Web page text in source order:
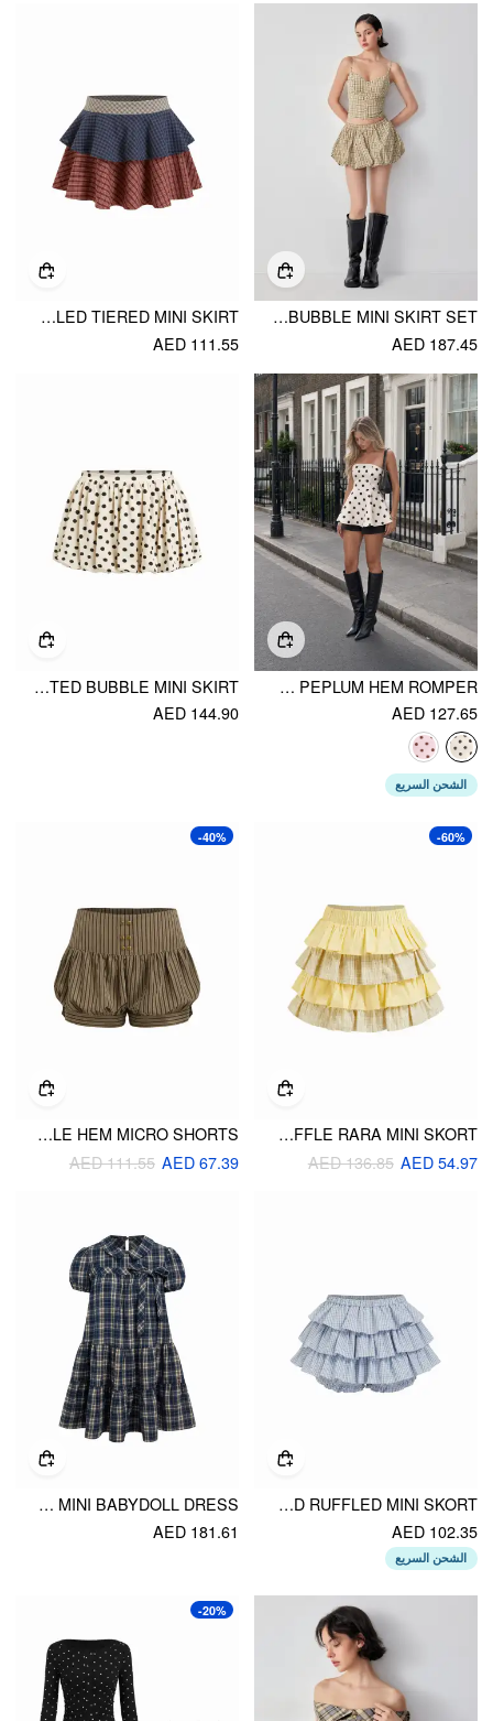
COTTON-BLEND PLAID SWEETHEART CAMI TOP & LOW RISE BUBBLE MINI SKIRT SET
AED 187.45
COTTON-BLEND LOW RISE PLAID RUFFLED TIERED MINI SKIRT
AED 111.55
POLKA DOT STRAPLESS HIGH RISE COLORBLOCK PEPLUM HEM ROMPER
AED 127.65
الشحن السريع
MID RISE POLKA DOT PLEATED BUBBLE MINI SKIRT
AED 144.90
-60%
COTTON CHECK MID RISE ELASTIC WAIST RUFFLE RARA MINI SKORT
AED 54.97
AED 136.85
-40%
LOW RISE STRIPED METAL DETAIL BUBBLE HEM MICRO SHORTS
AED 67.39
AED 111.55
COTTON-BLEND LOW RISE CHECKS LAYERED RUFFLED MINI SKORT
AED 102.35
الشحن السريع
PLAID PETER PAN COLLAR PUFF SHORT SLEEVE BOW KNOT OVERSIZED MINI BABYDOLL DRESS
AED 181.61
-20%